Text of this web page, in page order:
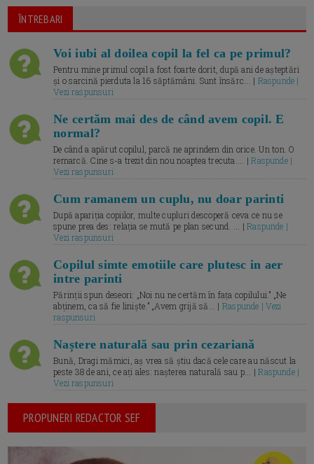
ÎNTREBARI
Voi iubi al doilea copil la fel ca pe primul?
Pentru mine primul copil a fost foarte dorit, după ani de așteptări
și o sarcină pierduta la 16 săptămâni. Sunt însărc... | Raspunde |
Vezi raspunsuri
Ne certăm mai des de când avem copil. E
normal?
De când a apărut copilul, parcă ne aprindem din orice. Un ton. O
remarcă. Cine s-a trezit din nou noaptea trecuta.... |Raspunde |
Vezi raspunsuri
Cum ramanem un cuplu, nu doar parinti
După apariția copiilor, multe cupluri descoperă ceva ce nu se
spune prea des: relația se mută pe plan secund. ... |Raspunde |
Vezi raspunsuri
Copilul simte emotiile care plutesc in aer
intre parinti
Părinții spun deseori: „Noi nu ne certăm în fața copilului.” „Ne
abținem, ca să fie liniște.” „Avem grijă să... | Raspunde | Vezi
raspunsuri
Naștere naturală sau prin cezariană
Bună, Dragi mămici, aș vrea să știu dacă cele care au născut la
peste 38 de ani, ce ați ales: nașterea naturală sau p... |Raspunde |
Vezi raspunsuri
PROPUNERI REDACTOR SEF